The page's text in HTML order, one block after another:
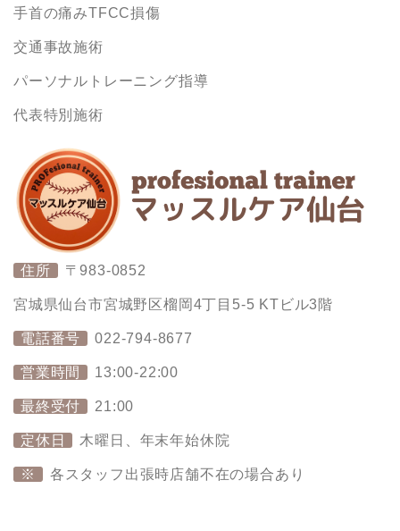
手首の痛みTFCC損傷
交通事故施術
パーソナルトレーニング指導
代表特別施術
住所 〒983-0852
宮城県仙台市宮城野区榴岡4丁目5-5 KTビル3階
電話番号 022-794-8677
営業時間 13:00-22:00
最終受付 21:00
定休日 木曜日、年末年始休院
※ 各スタッフ出張時店舗不在の場合あり